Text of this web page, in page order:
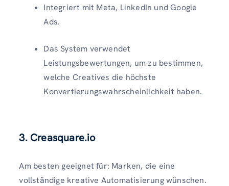
Integriert mit Meta, LinkedIn und Google
Ads.
Das System verwendet
Leistungsbewertungen, um zu bestimmen,
welche Creatives die höchste
Konvertierungswahrscheinlichkeit haben.
3. Creasquare.io
Am besten geeignet für: Marken, die eine
vollständige kreative Automatisierung wünschen.